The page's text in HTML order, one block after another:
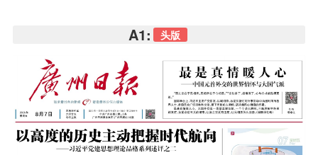
A1: 头版